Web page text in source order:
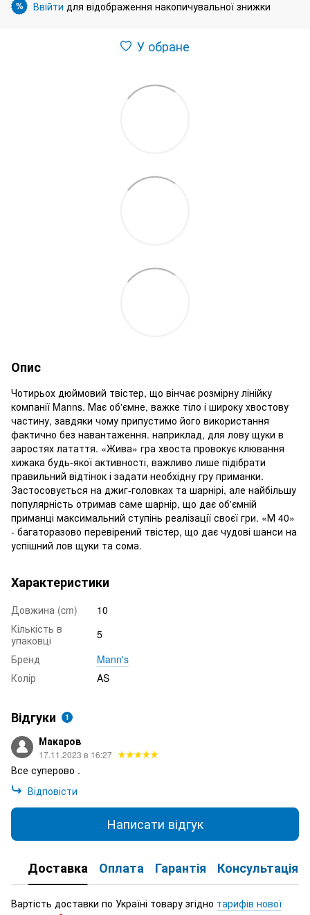
% Ввійти для відображення накопичувальної знижки
У обране
Опис
Чотирьох дюймовий твістер, що вінчає розмірну лінійку
компанії Manns. Має об'ємне, важке тіло і широку хвостову
частину, завдяки чому припустимо його використання
фактично без навантаження. наприклад, для лову щуки в
заростях латаття. «Жива» гра хвоста провокує клювання
хижака будь-якої активності, важливо лише підібрати
правильний відтінок і задати необхідну гру приманки.
Застосовується на джиг-головках та шарнірі, але найбільшу
популярність отримав саме шарнір, що дає об'ємній
приманці максимальний ступінь реалізації своєї гри. «М 40»
- багаторазово перевірений твістер, що дає чудові шанси на
успішний лов щуки та сома.
Характеристики
Довжина (cm)
10
Кількість в
упаковці
5
Бренд
Mann's
Колір
AS
Відгуки 1
Макаров
17.11.2023 в 16:27
Все суперово .
Відповісти
Написати відгук
Доставка Оплата Гарантія Консультація
Вартість доставки по Україні товару згідно тарифів нової